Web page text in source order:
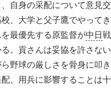
自身の采配について意見
、大学と父子鷹でやって
最優先する原監督が中日
。貢さんは妥協を許さな
野球の厳しさを骨身に叩
、用兵に影響することは